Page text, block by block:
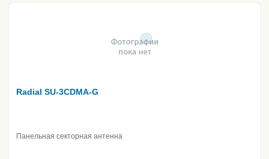
Radial SU-3CDMA-G
Панельная секторная антенна